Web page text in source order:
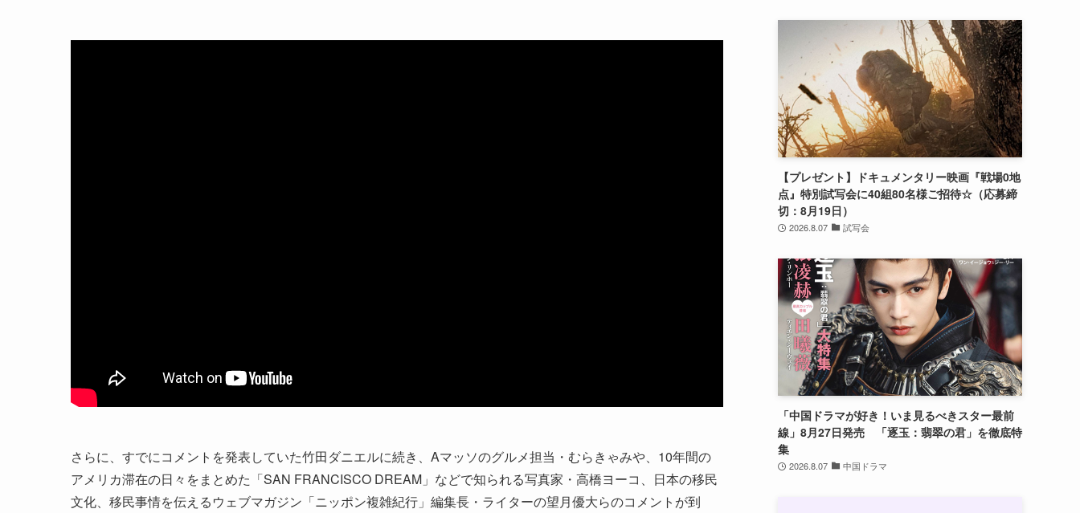
さらに、すでにコメントを発表していた竹田ダニエルに続き、Aマッソのグルメ担当・むらきゃみや、10年間の
アメリカ滞在の日々をまとめた「SAN FRANCISCO DREAM」などで知られる写真家・高橋ヨーコ、日本の移民
文化、移民事情を伝えるウェブマガジン「ニッポン複雑紀行」編集長・ライターの望月優大らのコメントが到
【プレゼント】ドキュメンタリー映画『戦場0地
点』特別試写会に40組80名様ご招待☆（応募締
切：8月19日）
2026.8.07 試写会
「中国ドラマが好き！いま見るべきスター最前
線」8月27日発売 「逐玉：翡翠の君」を徹底特
集
2026.8.07 中国ドラマ